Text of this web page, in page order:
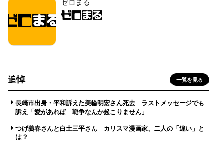
ゼロまる
追悼 一覧を見る
長崎市出身・平和訴えた美輪明宏さん死去 ラストメッセージでも
訴え「愛があれば 戦争なんか起こりません」
つげ義春さんと白土三平さん カリスマ漫画家、二人の「違い」と
は？